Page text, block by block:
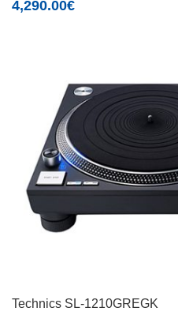
4,290.00€
Technics SL-1210GREGK